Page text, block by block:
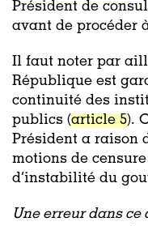
Président de
avant de procéder
Il faut noter par
République est
continuité des
publics (article 5).
Président a raison
motions de
d’instabilité du
Une erreur dans ce